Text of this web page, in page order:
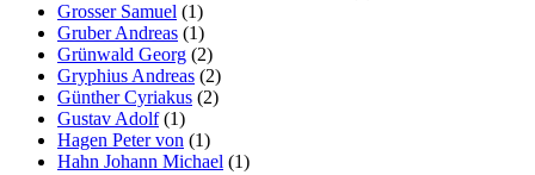
Grosser Samuel (1)
Gruber Andreas (1)
Grünwald Georg (2)
Gryphius Andreas (2)
Günther Cyriakus (2)
Gustav Adolf(1)
Hagen Peter von (1)
Hahn Johann Michael (1)